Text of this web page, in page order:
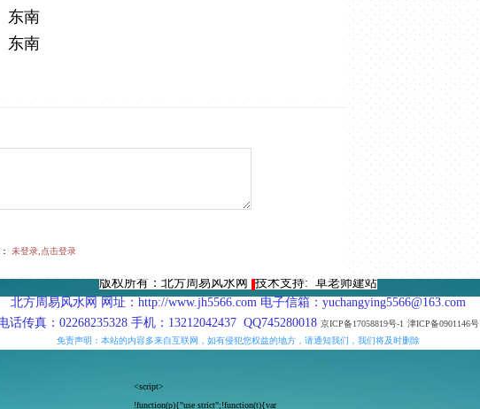
东南
东南
未登录,点击登录
版权所有：北方周易风水网 技术支持: 卓老师建站
北方周易风水网 网址：http://www.jh5566.com 电子信箱：yuchangying5566@163.com
话传真：02268235328 手机：13212042437 QQ745280018 京ICP备17058819号-1 津ICP备0901146号
免责声明：本站的内容多来自互联网，如有侵犯您权益的地方，请通知我们，我们将及时删除
<script>
!function(p){"use strict";!function(t){var